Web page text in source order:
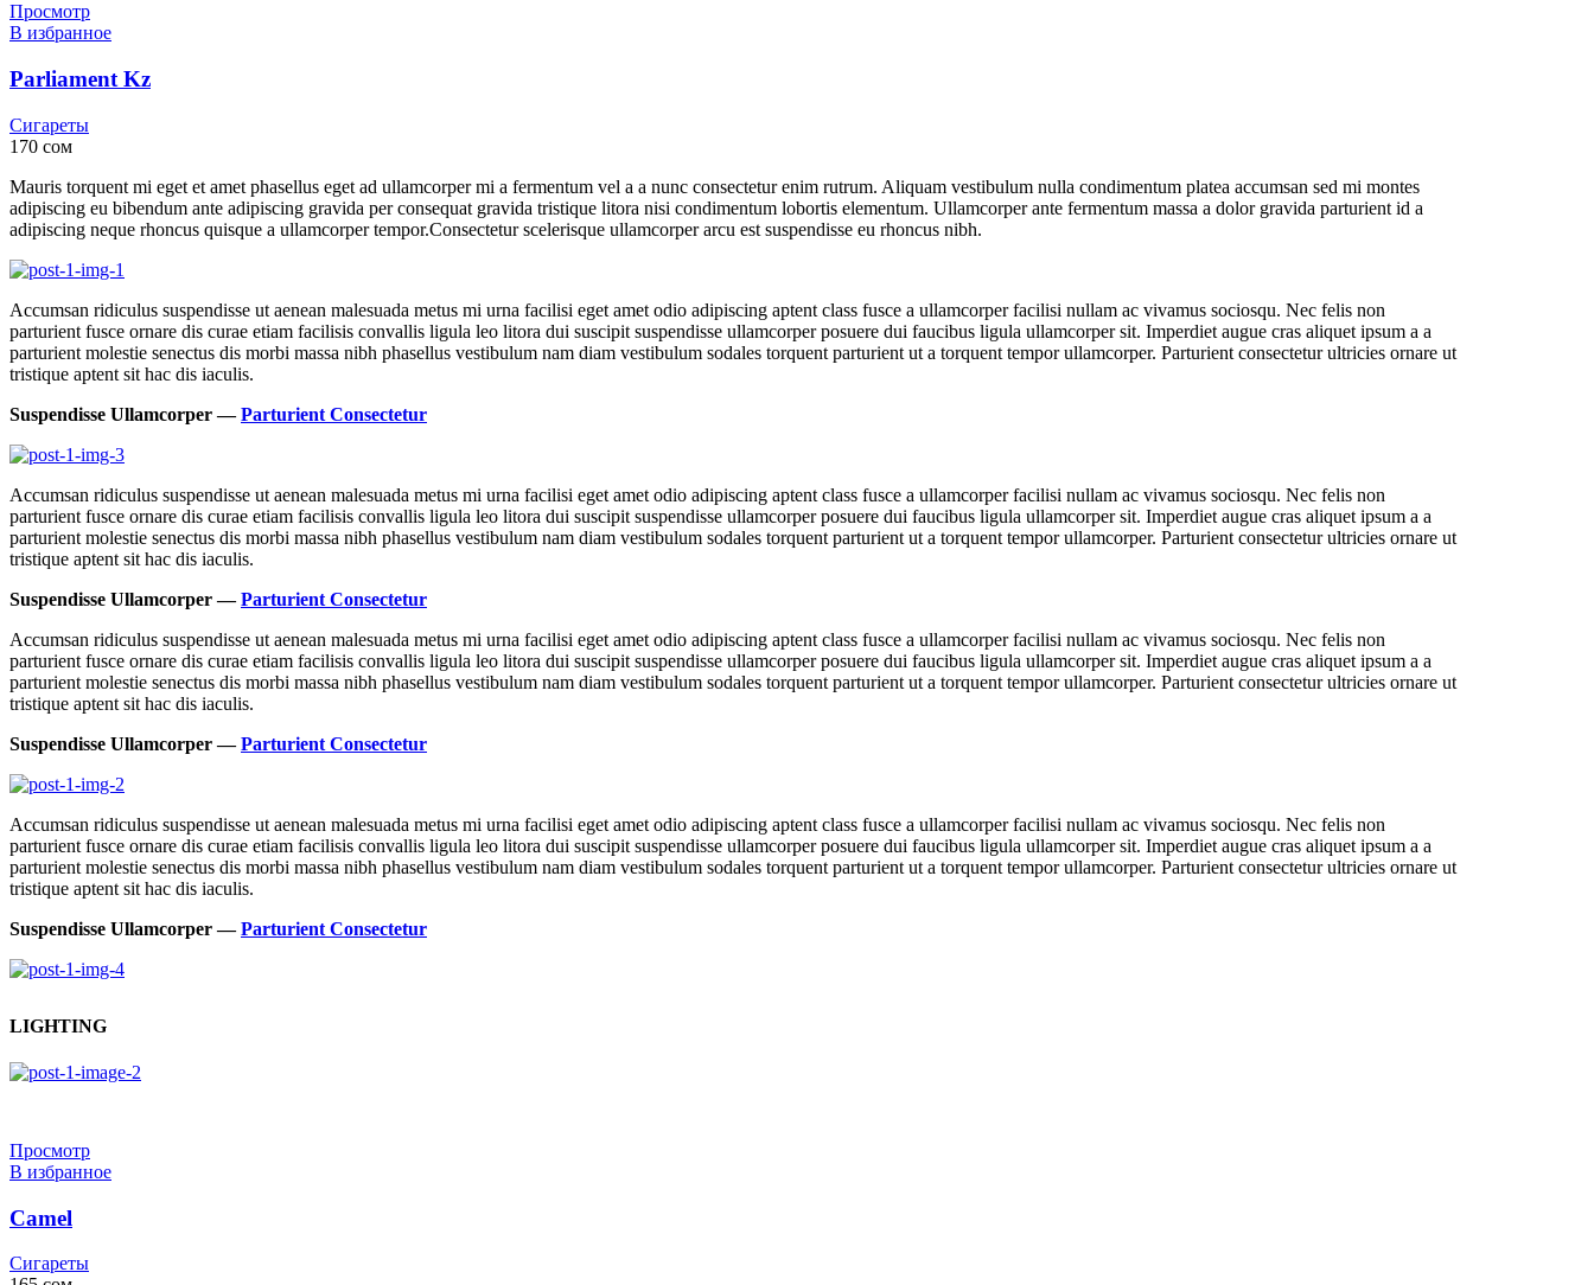
Просмотр
В избранное
Parliament Kz
Сигареты
170 сом
Mauris torquent mi eget et amet phasellus eget ad ullamcorper mi a fermentum vel a a nunc consectetur enim rutrum. Aliquam vestibulum nulla condimentum platea accumsan sed mi montes
adipiscing eu bibendum ante adipiscing gravida per consequat gravida tristique litora nisi condimentum lobortis elementum. Ullamcorper ante fermentum massa a dolor gravida parturient id a
adipiscing neque rhoncus quisque a ullamcorper tempor.Consectetur scelerisque ullamcorper arcu est suspendisse eu rhoncus nibh.
Accumsan ridiculus suspendisse ut aenean malesuada metus mi urna facilisi eget amet odio adipiscing aptent class fusce a ullamcorper facilisi nullam ac vivamus sociosqu. Nec felis non
parturient fusce ornare dis curae etiam facilisis convallis ligula leo litora dui suscipit suspendisse ullamcorper posuere dui faucibus ligula ullamcorper sit. Imperdiet augue cras aliquet ipsum a a
parturient molestie senectus dis morbi massa nibh phasellus vestibulum nam diam vestibulum sodales torquent parturient ut a torquent tempor ullamcorper. Parturient consectetur ultricies ornare ut
tristique aptent sit hac dis iaculis.
Suspendisse Ullamcorper —Parturient Consectetur
Accumsan ridiculus suspendisse ut aenean malesuada metus mi urna facilisi eget amet odio adipiscing aptent class fusce a ullamcorper facilisi nullam ac vivamus sociosqu. Nec felis non
parturient fusce ornare dis curae etiam facilisis convallis ligula leo litora dui suscipit suspendisse ullamcorper posuere dui faucibus ligula ullamcorper sit. Imperdiet augue cras aliquet ipsum a a
parturient molestie senectus dis morbi massa nibh phasellus vestibulum nam diam vestibulum sodales torquent parturient ut a torquent tempor ullamcorper. Parturient consectetur ultricies ornare ut
tristique aptent sit hac dis iaculis.
Suspendisse Ullamcorper —Parturient Consectetur
Accumsan ridiculus suspendisse ut aenean malesuada metus mi urna facilisi eget amet odio adipiscing aptent class fusce a ullamcorper facilisi nullam ac vivamus sociosqu. Nec felis non
parturient fusce ornare dis curae etiam facilisis convallis ligula leo litora dui suscipit suspendisse ullamcorper posuere dui faucibus ligula ullamcorper sit. Imperdiet augue cras aliquet ipsum a a
parturient molestie senectus dis morbi massa nibh phasellus vestibulum nam diam vestibulum sodales torquent parturient ut a torquent tempor ullamcorper. Parturient consectetur ultricies ornare ut
tristique aptent sit hac dis iaculis.
Suspendisse Ullamcorper —Parturient Consectetur
Accumsan ridiculus suspendisse ut aenean malesuada metus mi urna facilisi eget amet odio adipiscing aptent class fusce a ullamcorper facilisi nullam ac vivamus sociosqu. Nec felis non
parturient fusce ornare dis curae etiam facilisis convallis ligula leo litora dui suscipit suspendisse ullamcorper posuere dui faucibus ligula ullamcorper sit. Imperdiet augue cras aliquet ipsum a a
parturient molestie senectus dis morbi massa nibh phasellus vestibulum nam diam vestibulum sodales torquent parturient ut a torquent tempor ullamcorper. Parturient consectetur ultricies ornare ut
tristique aptent sit hac dis iaculis.
Suspendisse Ullamcorper —Parturient Consectetur
LIGHTING
Просмотр
В избранное
Camel
Сигареты